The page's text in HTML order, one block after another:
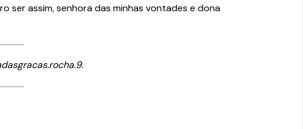
ser assim, senhora das minhas vontades e dona
.